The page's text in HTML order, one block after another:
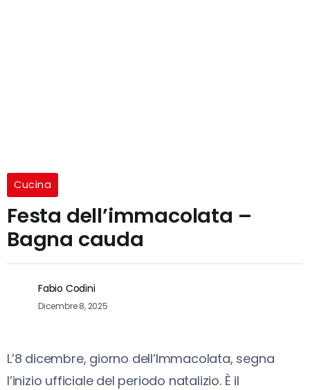
Cucina
Festa dell’immacolata –
Bagna cauda
Fabio Codini
Dicembre 8, 2025
L’8 dicembre, giorno dell’Immacolata, segna
l’inizio ufficiale del periodo natalizio. È il